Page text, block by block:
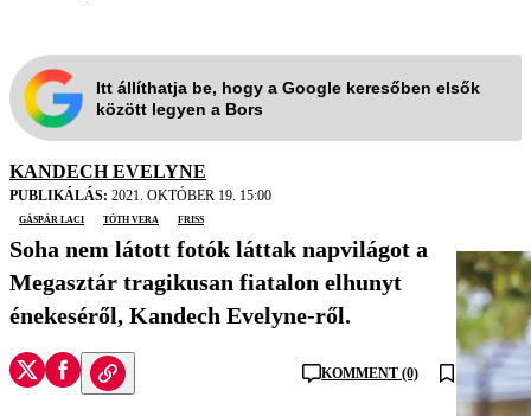
Itt állíthatja be, hogy a Google keresőben elsők
között legyen a Bors
KANDECH EVELYNE
PUBLIKÁLÁS: 2021. OKTÓBER 19. 15:00
Gáspár Laci
Tóth Vera friss
Soha nem látott fotók láttak napvilágot a
Megasztár tragikusan fiatalon elhunyt
énekeséről, Kandech Evelyne-ről.
KOMMENT (0)